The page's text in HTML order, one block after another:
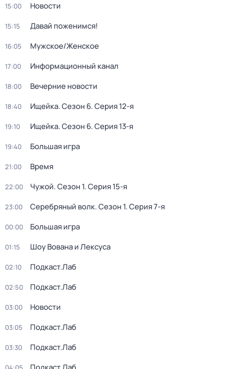
15:00 Новости
15:15 Давай поженимся!
16:05 Мужское/Женское
17:00 Информационный канал
18:00 Вечерние новости
18:40 Ищейка. Сезон 6. Серия 12-я
19:10 Ищейка. Сезон 6. Серия 13-я
19:40 Большая игра
21:00 Время
22:00 Чужой. Сезон 1. Серия 15-я
23:00 Серебряный волк. Сезон 1. Серия 7-я
00:00 Большая игра
01:15 Шоу Вована и Лексуса
02:10 Подкаст.Лаб
02:50 Подкаст.Лаб
03:00 Новости
03:05 Подкаст.Лаб
03:30 Подкаст.Лаб